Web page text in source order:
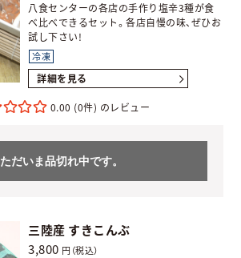
八食センターの各店の手作り塩辛3種が食
べ比べできるセット。各店自慢の味、ぜひお
試し下さい!
冷凍
詳細を見る
0.00 (0件)
ただいま品切れ中です。
三陸産 すきこんぶ
3,800 円（税込）